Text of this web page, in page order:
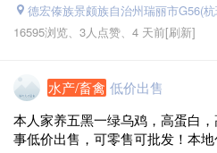
德宏傣族景颇族自治州瑞丽市G56(
16595浏览、 3人点赞、 4 天前[刷新]
水产/畜禽 低价出售
本人家养五黑一绿乌鸡，高蛋白
事低价出售，可零售可批发！本地